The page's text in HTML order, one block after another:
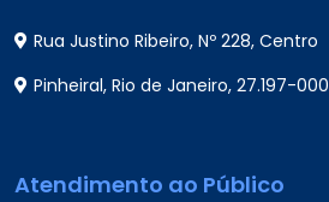
Rua Justino Ribeiro, Nº 228, Centro
Pinheiral, Rio de Janeiro, 27.197-000
Atendimento ao Público